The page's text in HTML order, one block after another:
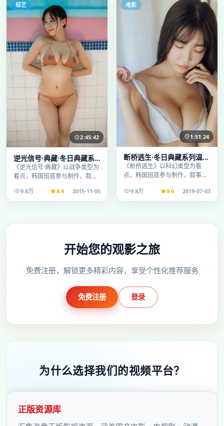
综艺
2:45:42
逆光信号·典藏·冬日典藏系
列温情叙事引人入胜
《逆光信号·典藏》以战争类型为
看点，韩国班底参与制作，叙事
观看。
9.8万 8.4 2015-11-05
电影
1:51:24
断桥逃生·冬日典藏系列温情
叙事引人入胜
《断桥逃生》以科幻类型为看
点，韩国班底参与制作，叙事完
看。9.8万 9.0 2019-07-03
开始您的观影之旅
免费注册，解锁更多精彩内容，享受个性化推荐服务
免费注册 登录
为什么选择我们的视频平台？
正版资源库